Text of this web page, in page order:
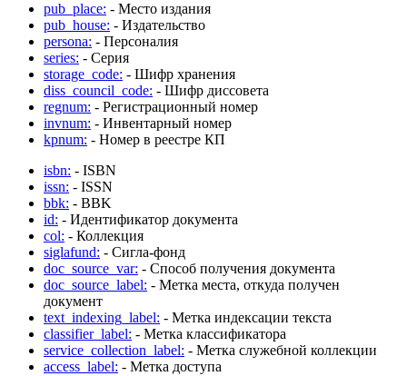
pub_place: - Место издания
pub_house: - Издательство
persona: - Персоналия
series: - Серия
storage_code: - Шифр хранения
diss_council_code: - Шифр диссовета
regnum: - Регистрационный номер
invnum: - Инвентарный номер
kpnum: - Номер в реестре КП
isbn: - ISBN
issn: - ISSN
bbk: - BBK
id: - Идентификатор документа
col: - Коллекция
siglafund: - Сигла-фонд
doc_source_var: - Способ получения документа
doc_source_label: - Метка места, откуда получен
документ
text_indexing_label: - Метка индексации текста
classifier_label: - Метка классификатора
service_collection_label: - Метка служебной коллекции
access_label: - Метка доступа